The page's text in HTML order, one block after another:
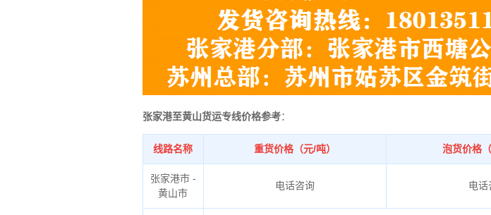
张家港至黄山货运专线价格参考：
线路名称 重货价格（元/吨） 泡货价格
张家港市 -
黄山市
电话咨询 电话